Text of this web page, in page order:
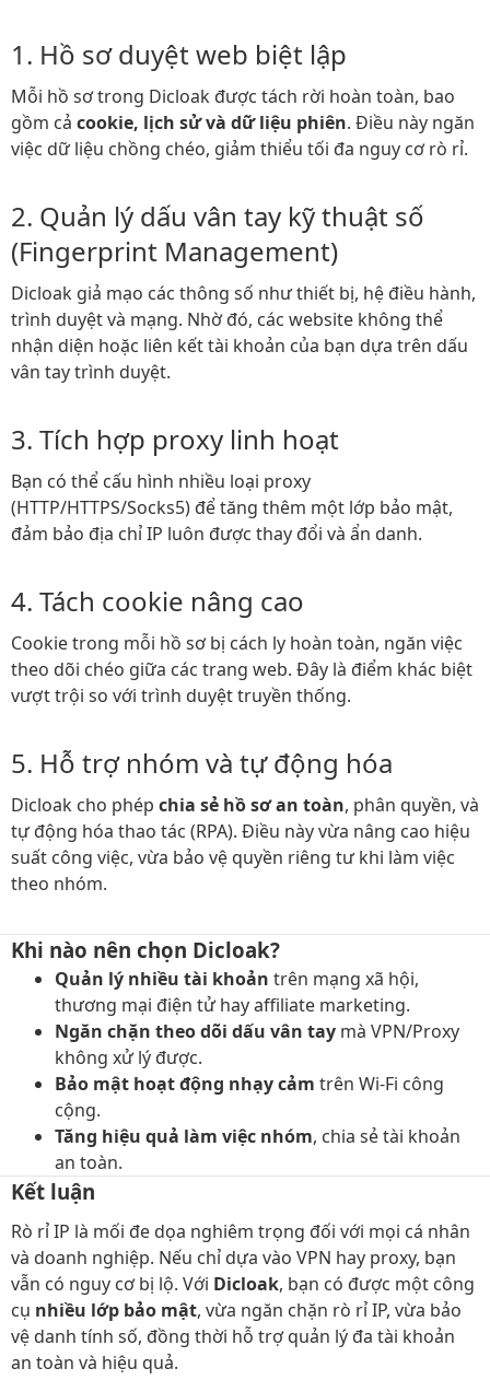
1. Hồ sơ duyệt web biệt lập​
Mỗi hồ sơ trong Dicloak được tách rời hoàn toàn, bao
gồm cả cookie, lịch sử và dữ liệu phiên. Điều này ngăn
việc dữ liệu chồng chéo, giảm thiểu tối đa nguy cơ rò rỉ.
2. Quản lý dấu vân tay kỹ thuật số
(Fingerprint Management)​
Dicloak giả mạo các thông số như thiết bị, hệ điều hành,
trình duyệt và mạng. Nhờ đó, các website không thể
nhận diện hoặc liên kết tài khoản của bạn dựa trên dấu
vân tay trình duyệt.
3. Tích hợp proxy linh hoạt​
Bạn có thể cấu hình nhiều loại proxy
(HTTP/HTTPS/Socks5) để tăng thêm một lớp bảo mật,
đảm bảo địa chỉ IP luôn được thay đổi và ẩn danh.
4. Tách cookie nâng cao​
Cookie trong mỗi hồ sơ bị cách ly hoàn toàn, ngăn việc
theo dõi chéo giữa các trang web. Đây là điểm khác biệt
vượt trội so với trình duyệt truyền thống.
5. Hỗ trợ nhóm và tự động hóa​
Dicloak cho phép chia sẻ hồ sơ an toàn, phân quyền, và
tự động hóa thao tác (RPA). Điều này vừa nâng cao hiệu
suất công việc, vừa bảo vệ quyền riêng tư khi làm việc
theo nhóm.
Khi nào nên chọn Dicloak?​
Quản lý nhiều tài khoản trên mạng xã hội,
thương mại điện tử hay affiliate marketing.
Ngăn chặn theo dõi dấu vân tay mà VPN/Proxy
không xử lý được.
Bảo mật hoạt động nhạy cảm trên Wi-Fi công
cộng.
Tăng hiệu quả làm việc nhóm, chia sẻ tài khoản
an toàn.
Kết luận​
Rò rỉ IP là mối đe dọa nghiêm trọng đối với mọi cá nhân
và doanh nghiệp. Nếu chỉ dựa vào VPN hay proxy, bạn
vẫn có nguy cơ bị lộ. Với Dicloak, bạn có được một công
cụ nhiều lớp bảo mật, vừa ngăn chặn rò rỉ IP, vừa bảo
vệ danh tính số, đồng thời hỗ trợ quản lý đa tài khoản
an toàn và hiệu quả.